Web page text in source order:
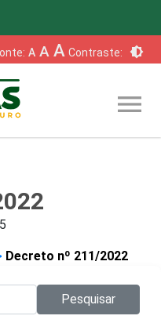
A A A Contraste: brightness_6
menu
Decreto nº 211/2022
Pesquisar